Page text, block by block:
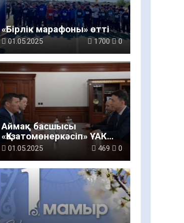
«Бірлік марафоны» өтті
01.05.2025 1700 0
Аймақ басшысы
«Қазатомөнеркәсіп» ҰАК
басқарма төрағасымен
01.05.2025 469 0